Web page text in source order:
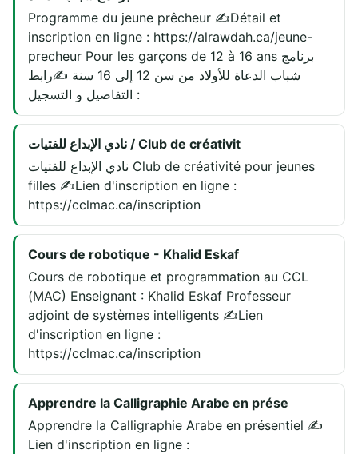
Programme du jeune prêcheur ✍️Détail et
inscription en ligne : https://alrawdah.ca/jeune-
precheur Pour les garçons de 12 à 16 ans برنامج
شباب الدعاة للأولاد من سن 12 إلى 16 سنة ✍️رابط
التفاصيل و التسجيل :
نادي الإبداع للفتيات / Club de créativit
نادي الإبداع للفتيات Club de créativité pour jeunes
filles ✍️Lien d'inscription en ligne :
https://cclmac.ca/inscription
Cours de robotique - Khalid Eskaf
Cours de robotique et programmation au CCL
(MAC) Enseignant : Khalid Eskaf Professeur
adjoint de systèmes intelligents ✍️Lien
d'inscription en ligne :
https://cclmac.ca/inscription
Apprendre la Calligraphie Arabe en prése
Apprendre la Calligraphie Arabe en présentiel ✍️
Lien d'inscription en ligne :